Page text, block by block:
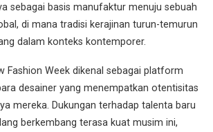
sebagai basis manufaktur menuju sebuah
di mana tradisi kerajinan turun-temurun
dalam konteks kontemporer.
Fashion Week dikenal sebagai platform
desainer yang menempatkan otentisitas
mereka. Dukungan terhadap talenta baru
berkembang terasa kuat musim ini,